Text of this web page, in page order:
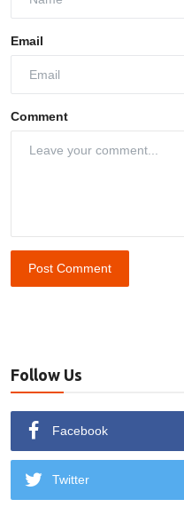
Email
Comment
Post Comment
Follow Us
Facebook
Twitter